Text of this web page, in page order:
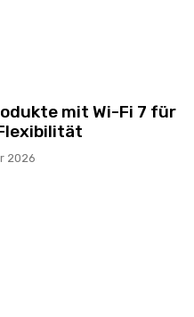
mit Wi-Fi 7 für
2026